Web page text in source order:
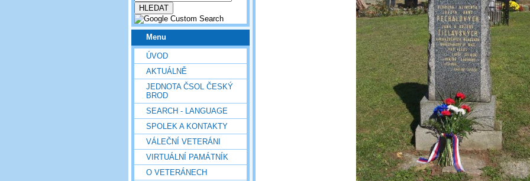
Menu
ÚVOD
AKTUÁLNĚ
JEDNOTA ČSOL ČESKÝ
BROD
SEARCH - LANGUAGE
SPOLEK A KONTAKTY
VÁLEČNÍ VETERÁNI
VIRTUÁLNÍ PAMÁTNÍK
O VETERÁNECH